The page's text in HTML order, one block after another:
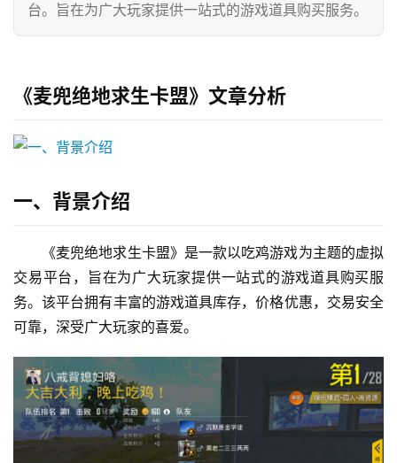
台。旨在为广大玩家提供一站式的游戏道具购买服务。
《麦兜绝地求生卡盟》文章分析
一、背景介绍
《麦兜绝地求生卡盟》是一款以吃鸡游戏为主题的虚拟
交易平台，旨在为广大玩家提供一站式的游戏道具购买服
务。该平台拥有丰富的游戏道具库存，价格优惠，交易安全
可靠，深受广大玩家的喜爱。